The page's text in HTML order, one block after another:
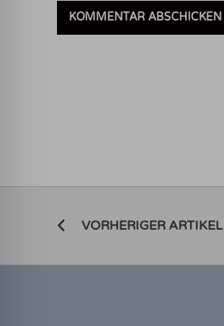
VORHERIGER ARTIKEL